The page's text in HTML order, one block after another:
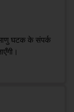
घटक के संपर्क